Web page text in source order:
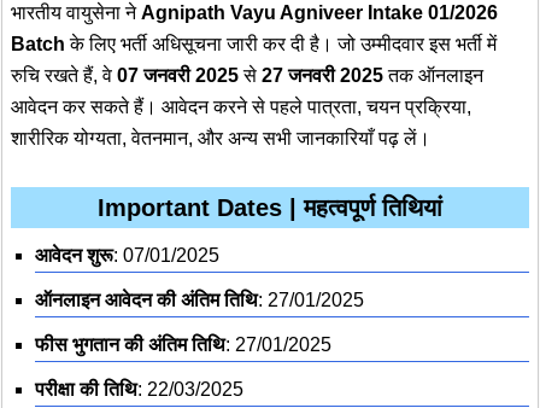
भारतीय वायुसेना नेAgnipath Vayu Agniveer Intake 01/2026
Batch के लिए भर्ती अधिसूचना जारी कर दी है। जो उम्मीदवार इस भर्ती में
रुचि रखते हैं, वे 07 जनवरी 2025से 27 जनवरी 2025तक ऑनलाइन
आवेदन कर सकते हैं। आवेदन करने से पहले पात्रता, चयन प्रक्रिया,
शारीरिक योग्यता, वेतनमान, और अन्य सभी जानकारियाँ पढ़ लें।
Important Dates | महत्वपूर्ण तिथियां
आवेदन शुरू: 07/01/2025
ऑनलाइन आवेदन की अंतिम तिथि: 27/01/2025
फीस भुगतान की अंतिम तिथि: 27/01/2025
परीक्षा की तिथि: 22/03/2025